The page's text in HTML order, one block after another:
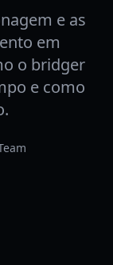
e as
em
o bridger
e como